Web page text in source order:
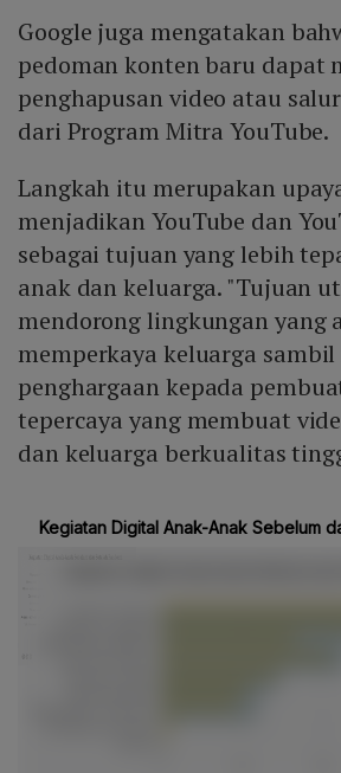
Google juga mengatakan
pedoman konten baru dapat
penghapusan video atau
dari Program Mitra YouTube.
Langkah itu merupakan
menjadikan YouTube dan
sebagai tujuan yang lebih
anak dan keluarga. "Tujuan
mendorong lingkungan yang
memperkaya keluarga
penghargaan kepada
tepercaya yang membuat
dan keluarga berkualitas